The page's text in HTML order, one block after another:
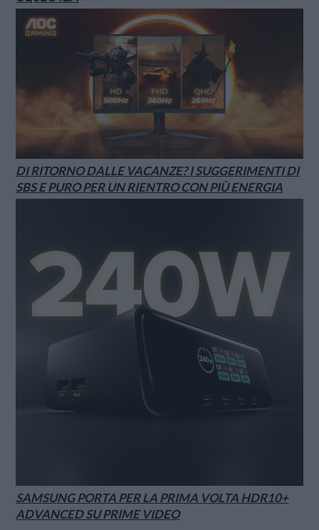
DI RITORNO DALLE VACANZE? I SUGGERIMENTI DI
SBS E PURO PER UN RIENTRO CON PIÙ ENERGIA
SAMSUNG PORTA PER LA PRIMA VOLTA HDR10+
ADVANCED SU PRIME VIDEO